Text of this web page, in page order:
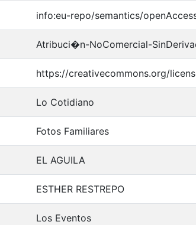
info:eu-repo/semantics/
Atribuci�n-NoComercial-
https://creativecommons.org/
Lo Cotidiano
Fotos Familiares
EL AGUILA
ESTHER RESTREPO
Los Eventos